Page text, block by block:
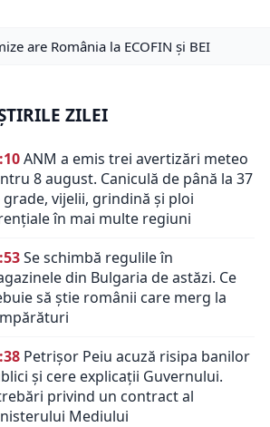
are România la ECOFIN și BEI
ZILEI
ANM a emis trei avertizări meteo
8 august. Caniculă de până la 37
grade, vijelii, grindină și ploi
în mai multe regiuni
Se schimbă regulile în
din Bulgaria de astăzi. Ce
să știe românii care merg la
Petrișor Peiu acuză risipa banilor
și cere explicații Guvernului.
privind un contract al
Mediului